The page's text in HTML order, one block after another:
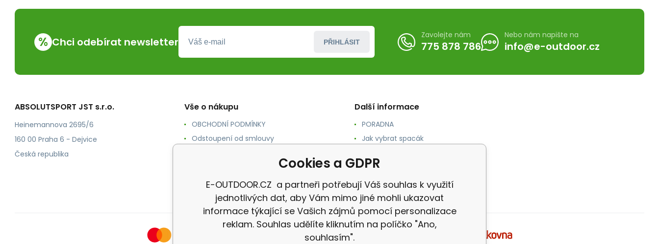
% Chci odebírat newsletter PŘIHLÁSIT
Zavolejte nám
775 878 786
Nebo nám napište na
info@e-outdoor.cz
ABSOLUTSPORT JST s.r.o.
Heinemannova 2695/6
160 00 Praha 6 - Dejvice
Česká republika
Vše o nákupu
OBCHODNÍ PODMÍNKY
Odstoupení od smlouvy
Ochrana osobních údajů
Další informace
PORADNA
Jak vybrat spacák
Jak vybrat karimatku
Reklamace
Cookies a GDPR
E-OUTDOOR.CZ a partneři potřebují Váš souhlas k využití
jednotlivých dat, aby Vám mimo jiné mohli ukazovat
informace týkající se Vašich zájmů pomocí personalizace
reklam. Souhlas udělíte kliknutím na políčko "Ano,
souhlasím".